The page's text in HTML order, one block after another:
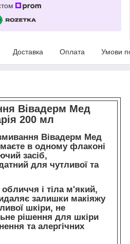
Доставка Оплата Умови
Вівадерм Мед
200 мл
Вівадерм Мед
в одному флаконі
засіб,
для чутливої та
і тіла м'який,
залишки макіяжу
шкіри, не
рішення для шкіри
та алергічних